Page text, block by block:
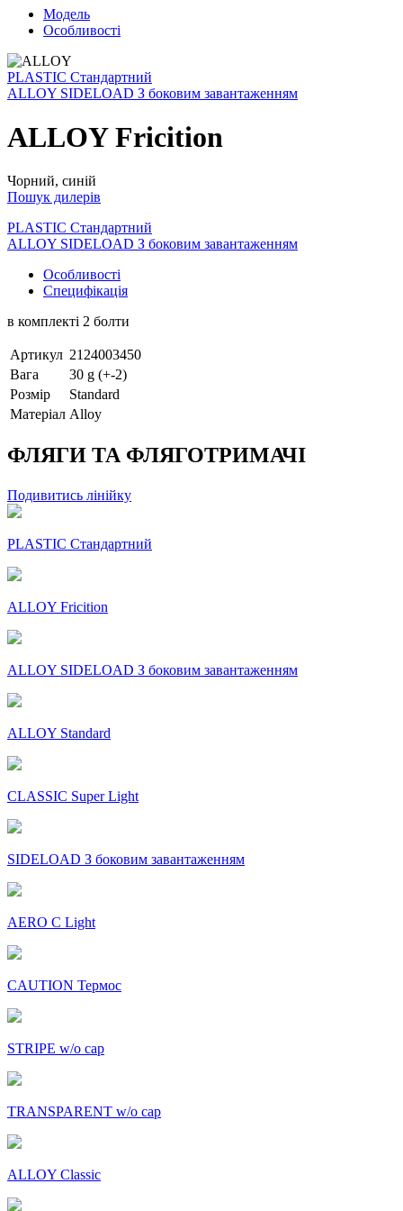
Модель
Особливості
PLASTIC Стандартний
ALLOY SIDELOAD З боковим завантаженням
ALLOY Fricition
Чорний, синій
Пошук дилерів
PLASTIC Стандартний
ALLOY SIDELOAD З боковим завантаженням
Особливості
Специфікація
в комплекті 2 болти
Артикул 2124003450
Вага
30 g (+-2)
Розмір
Standard
Матеріал Alloy
ФЛЯГИ ТА ФЛЯГОТРИМАЧІ
Подивитись лінійку
PLASTIC Стандартний
ALLOY Fricition
ALLOY SIDELOAD З боковим завантаженням
ALLOY Standard
CLASSIC Super Light
SIDELOAD З боковим завантаженням
AERO C Light
CAUTION Термос
STRIPE w/o cap
TRANSPARENT w/o cap
ALLOY Classic